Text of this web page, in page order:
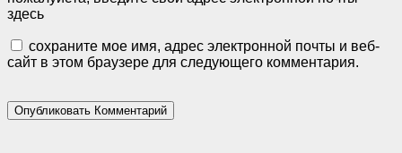
здесь
сохраните мое имя, адрес электронной почты и веб-
сайт в этом браузере для следующего комментария.